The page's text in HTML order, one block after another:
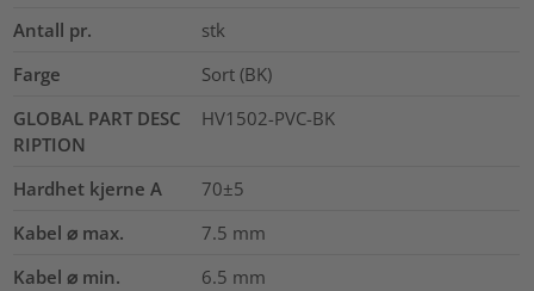
Antall pr.
stk
Farge
Sort (BK)
GLOBAL PART DESC
RIPTION
HV1502-PVC-BK
Hardhet kjerne A
70±5
Kabel ⌀ max.
7.5 mm
Kabel ⌀ min.
6.5 mm